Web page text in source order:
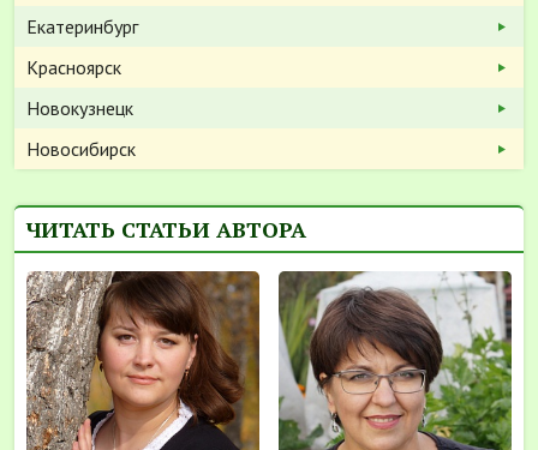
Екатеринбург
Красноярск
Новокузнецк
Новосибирск
ЧИТАТЬ СТАТЬИ АВТОРА